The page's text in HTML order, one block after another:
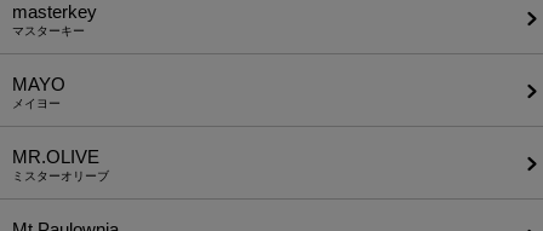
masterkey
マスターキー
MAYO
メイヨー
MR.OLIVE
ミスターオリーブ